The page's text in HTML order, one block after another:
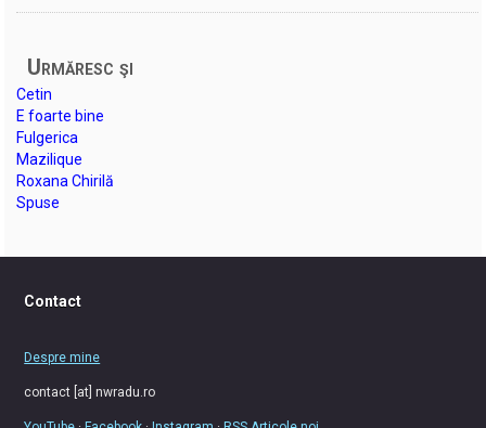
Urmăresc şi
Cetin
E foarte bine
Fulgerica
Mazilique
Roxana Chirilă
Spuse
Contact
Despre mine
contact [at] nwradu.ro